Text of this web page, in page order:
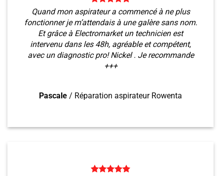
Quand mon aspirateur a commencé à ne plus
fonctionner je m’attendais à une galère sans nom.
Et grâce à Electromarket un technicien est
intervenu dans les 48h, agréable et compétent,
avec un diagnostic pro! Nickel . Je recommande
+++
Pascale / Réparation aspirateur Rowenta